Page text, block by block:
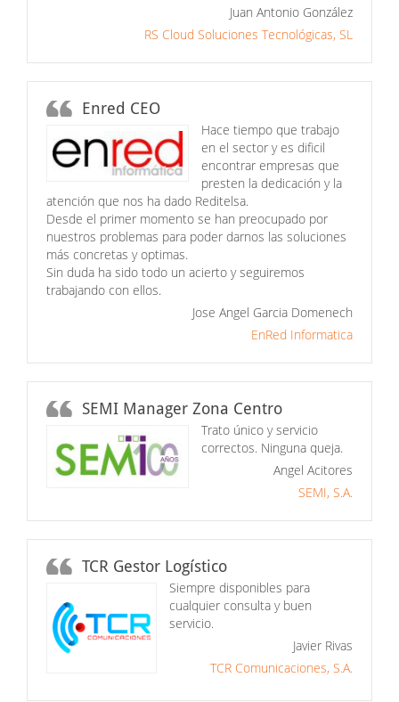
Juan Antonio González
RS Cloud Soluciones Tecnológicas, SL
Enred CEO
Hace tiempo que trabajo
en el sector y es dificil
encontrar empresas que
presten la dedicación y la
atención que nos ha dado Reditelsa.
Desde el primer momento se han preocupado por
nuestros problemas para poder darnos las soluciones
más concretas y optimas.
Sin duda ha sido todo un acierto y seguiremos
trabajando con ellos.
Jose Angel Garcia Domenech
EnRed Informatica
SEMI Manager Zona Centro
Trato único y servicio
correctos. Ninguna queja.
Angel Acitores
SEMI, S.A.
TCR Gestor Logístico
Siempre disponibles para
cualquier consulta y buen
servicio.
Javier Rivas
TCR Comunicaciones, S.A.